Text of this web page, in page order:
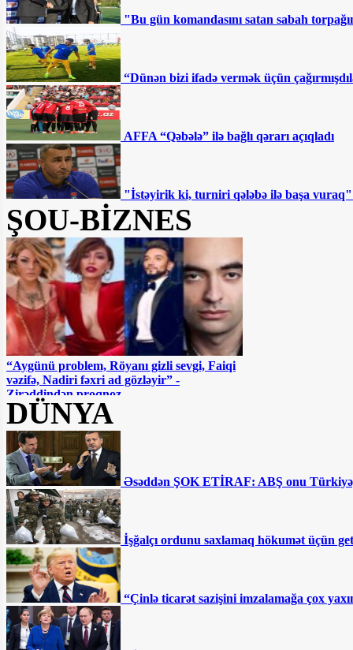
"Bu gün komandasını satan sabah
“Dünən bizi ifadə vermək üçün
AFFA “Qəbələ” ilə bağlı qərarı açıqladı
"İstəyirik ki, turniri qələbə ilə başa
ŞOU-BİZNES
“Aygünü problem, Röyanı gizli sevgi, Faiqi
vəzifə, Nadiri fəxri ad gözləyir” -
Zirəddindən proqnoz
Afətə atmaca atan Flora Kərimovaya Ramiz
Rövşəndən CAVAB
DÜNYA
Əsəddən ŞOK ETİRAF: ABŞ onu
İşğalçı ordunu saxlamaq hökumət üçün
“Çinlə ticarət sazişini imzalamağa çox